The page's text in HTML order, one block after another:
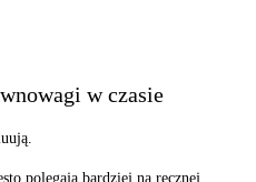
w czasie
polegają bardziej na ręcznej